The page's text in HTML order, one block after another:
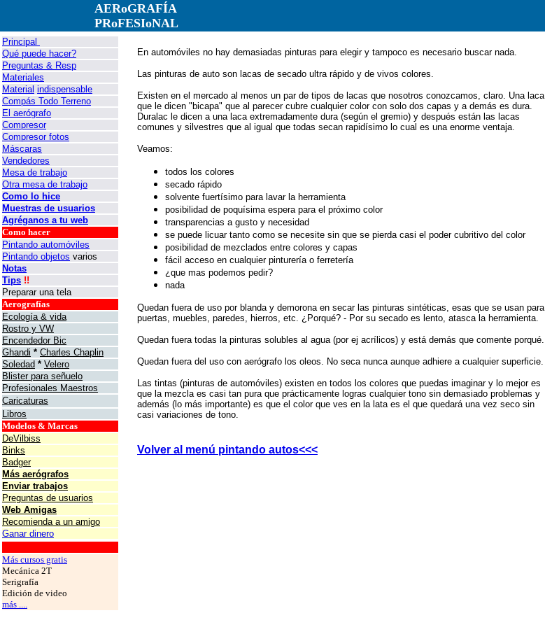
AERoGRAFÍA
PRoFESIoNAL
Principal
Qué puede hacer?
Preguntas & Resp
Materiales
Material indispensable
Compás Todo Terreno
El aerógrafo
Compresor
Compresor fotos
Máscaras
Vendedores
Mesa de trabajo
Otra mesa de trabajo
Como lo hice
Muestras de usuarios
Agréganos a tu web
Como hacer
Pintando automóviles
Pintando objetos varios
Notas
Tips !!
Preparar una tela
Aerografías
Ecología & vida
Rostro y VW
Encendedor Bic
Ghandi * Charles Chaplin
Soledad * Velero
Blister para señuelo
Profesionales Maestros
Caricaturas
Libros
Modelos & Marcas
DeVilbiss
Binks
Badger
Más aerógrafos
Enviar trabajos
Preguntas de usuarios
Web Amigas
Recomienda a un amigo
Ganar dinero
Más cursos gratis
Mecánica 2T
Serigrafía
Edición de video
más ....
En automóviles no hay demasiadas pinturas para elegir y tampoco es necesario buscar nada.
Las pinturas de auto son lacas de secado ultra rápido y de vivos colores.
Existen en el mercado al menos un par de tipos de lacas que nosotros conozcamos, claro. Una laca
que le dicen "bicapa" que al parecer cubre cualquier color con solo dos capas y a demás es dura.
Duralac le dicen a una laca extremadamente dura (según el gremio) y después están las lacas
comunes y silvestres que al igual que todas secan rapidísimo lo cual es una enorme ventaja.
Veamos:
todos los colores
secado rápido
solvente fuertísimo para lavar la herramienta
posibilidad de poquísima espera para el próximo color
transparencias a gusto y necesidad
se puede licuar tanto como se necesite sin que se pierda casi el poder cubritivo del color
posibilidad de mezclados entre colores y capas
fácil acceso en cualquier pinturería o ferretería
¿que mas podemos pedir?
nada
Quedan fuera de uso por blanda y demorona en secar las pinturas sintéticas, esas que se usan para
puertas, muebles, paredes, hierros, etc. ¿Porqué? - Por su secado es lento, atasca la herramienta.
Quedan fuera todas la pinturas solubles al agua (por ej acrílicos) y está demás que comente porqué.
Quedan fuera del uso con aerógrafo los oleos. No seca nunca aunque adhiere a cualquier superficie.
Las tintas (pinturas de automóviles) existen en todos los colores que puedas imaginar y lo mejor es
que la mezcla es casi tan pura que prácticamente logras cualquier tono sin demasiado problemas y
además (lo más importante) es que el color que ves en la lata es el que quedará una vez seco sin
casi variaciones de tono.
Volver al menú pintando autos<<<